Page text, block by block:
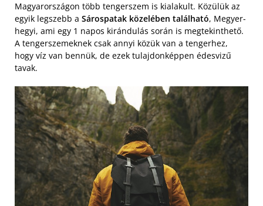
Magyarországon több tengerszem is kialakult. Közülük az
egyik legszebb a Sárospatak közelében található, Megyer-
hegyi, ami egy 1 napos kirándulás során is megtekinthető.
A tengerszemeknek csak annyi közük van a tengerhez,
hogy víz van bennük, de ezek tulajdonképpen édesvizű
tavak.